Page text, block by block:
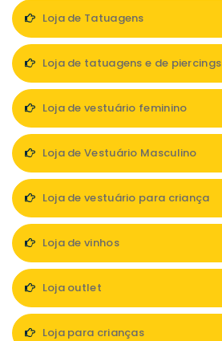
Loja de Tatuagens
Loja de tatuagens e de piercings
Loja de vestuário feminino
Loja de Vestuário Masculino
Loja de vestuário para criança
Loja de vinhos
Loja outlet
Loja para crianças